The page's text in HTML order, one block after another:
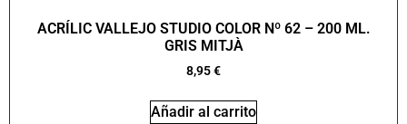
ACRÍLIC VALLEJO STUDIO COLOR Nº 62 – 200 ML.
GRIS MITJÀ
8,95€
Añadir al carrito